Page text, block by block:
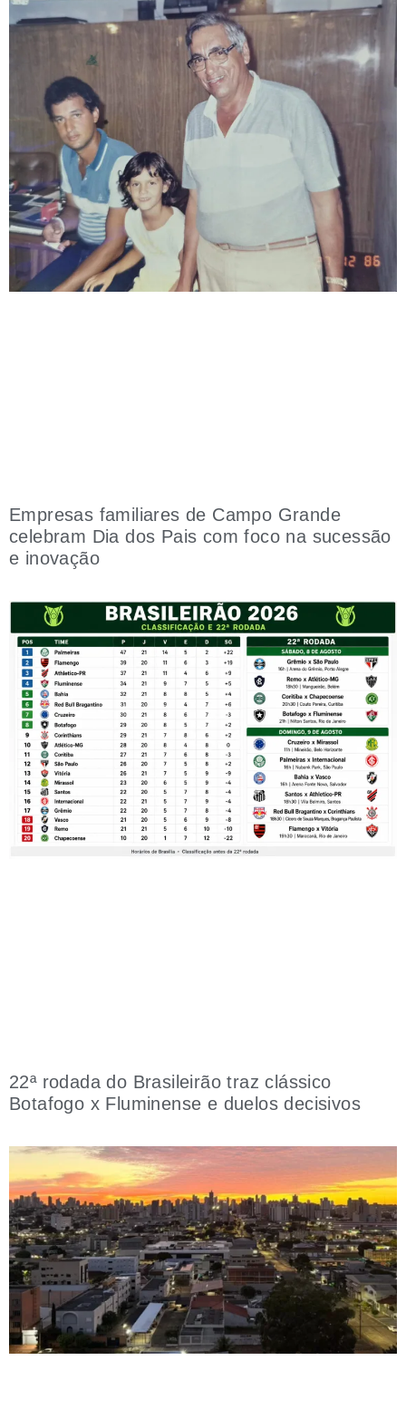
Empresas familiares de Campo Grande
celebram Dia dos Pais com foco na sucessão
e inovação
22ª rodada do Brasileirão traz clássico
Botafogo x Fluminense e duelos decisivos